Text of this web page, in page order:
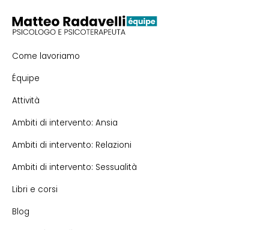
Come lavoriamo
Équipe
Attività
Ambiti di intervento: Ansia
Ambiti di intervento: Relazioni
Ambiti di intervento: Sessualità
Libri e corsi
Blog